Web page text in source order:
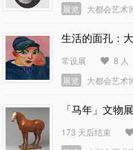
展览
大都会艺术
生活的面孔：
常设展 8 人
展览
大都会艺术
「马年」文物展
173 天后结束